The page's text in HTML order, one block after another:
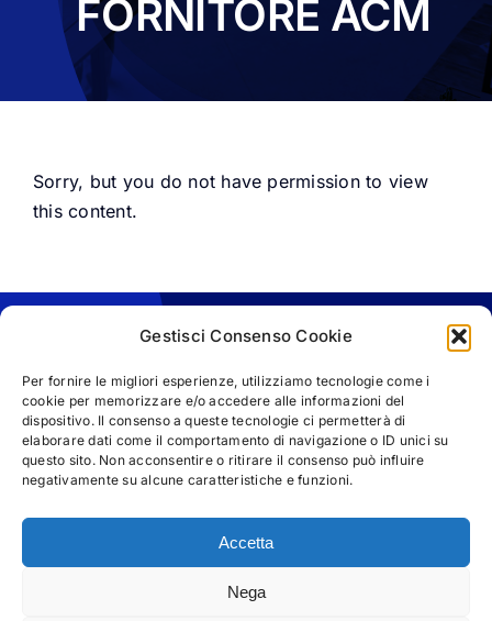
Gestisci Consenso Cookie
Per fornire le migliori esperienze, utilizziamo tecnologie come i
cookie per memorizzare e/o accedere alle informazioni del
dispositivo. Il consenso a queste tecnologie ci permetterà di
elaborare dati come il comportamento di navigazione o ID unici su
questo sito. Non acconsentire o ritirare il consenso può influire
negativamente su alcune caratteristiche e funzioni.
Accetta
Nega
FORNITORE ACM
Sorry, but you do not have permission to view
this content.
© Copyright 2025 | M&M Business Communication s.r.l -